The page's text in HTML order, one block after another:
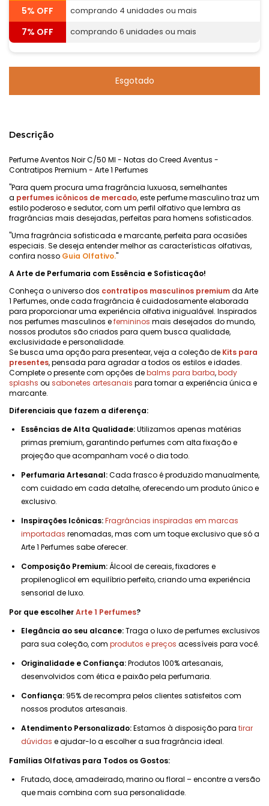
5% OFF comprando 4 unidades ou mais
7% OFF comprando 6 unidades ou mais
Descrição
Perfume Aventos Noir C/50 Ml - Notas do Creed Aventus -
Contratipos Premium - Arte 1 Perfumes
"Para quem procura uma fragrância luxuosa, semelhantes
a perfumes icônicos de mercado, este perfume masculino traz um
estilo poderoso e sedutor, com um perfil olfativo que lembra as
fragrâncias mais desejadas, perfeitas para homens sofisticados.
"Uma fragrância sofisticada e marcante, perfeita para ocasiões
especiais. Se deseja entender melhor as características olfativas,
confira nosso Guia Olfativo."
A Arte de Perfumaria com Essência e Sofisticação!
Conheça o universo dos contratipos masculinos premiumda Arte
1 Perfumes, onde cada fragrância é cuidadosamente elaborada
para proporcionar uma experiência olfativa inigualável. Inspirados
nos perfumes masculinos efemininos mais desejados do mundo,
nossos produtos são criados para quem busca qualidade,
exclusividade e personalidade.
Se busca uma opção para presentear, veja a coleção de Kits para
presentes, pensada para agradar a todos os estilos e idades.
Complete o presente com opções debalms para barba,body
splashs ou sabonetes artesanais para tornar a experiência única e
marcante.
Diferenciais que fazem a diferença:
Essências de Alta Qualidade:Utilizamos apenas matérias
primas premium, garantindo perfumes com alta fixação e
projeção que acompanham você o dia todo.
Perfumaria Artesanal:Cada frasco é produzido manualmente,
com cuidado em cada detalhe, oferecendo um produto único e
exclusivo.
Inspirações Icônicas:Fragrâncias inspiradas em marcas
importadas renomadas, mas com um toque exclusivo que só a
Arte 1 Perfumes sabe oferecer.
Composição Premium:Álcool de cereais, fixadores e
propilenoglicol em equilíbrio perfeito, criando uma experiência
sensorial de luxo.
Por que escolherArte 1 Perfumes?
Elegância ao seu alcance:Traga o luxo de perfumes exclusivos
para sua coleção, com produtos e preços acessíveis para você.
Originalidade e Confiança:Produtos 100% artesanais,
desenvolvidos com ética e paixão pela perfumaria.
Confiança: 95% de recompra pelos clientes satisfeitos com
nossos produtos artesanais.
Atendimento Personalizado:Estamos à disposição para tirar
dúvidas e ajudar-lo a escolher a sua fragrância ideal.
Famílias Olfativas para Todos os Gostos:
Frutado, doce, amadeirado, marino ou floral – encontre a versão
que mais combina com sua personalidade.